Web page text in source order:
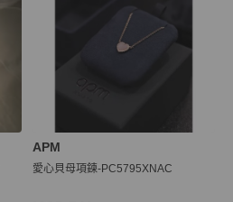
APM
愛心貝母項鍊-PC5795XNAC